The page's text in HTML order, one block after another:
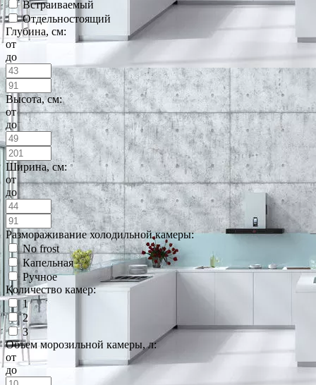
Встраиваемый
Отдельностоящий
Глубина, см:
от
до
Высота, см:
от
до
Ширина, см:
от
до
Размораживание холодильной камеры:
No frost
Капельная
Ручное
Количество камер:
1
2
3
Объем морозильной камеры, л:
от
до